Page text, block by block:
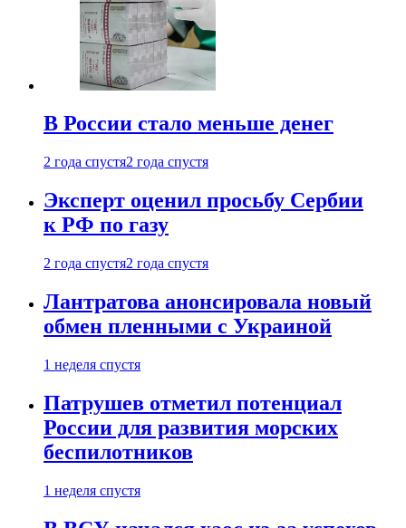
В России стало меньше денег
2 года спустя2 года спустя
Эксперт оценил просьбу Сербии
к РФ по газу
2 года спустя2 года спустя
Лантратова анонсировала новый
обмен пленными с Украиной
1 неделя спустя
Патрушев отметил потенциал
России для развития морских
беспилотников
1 неделя спустя